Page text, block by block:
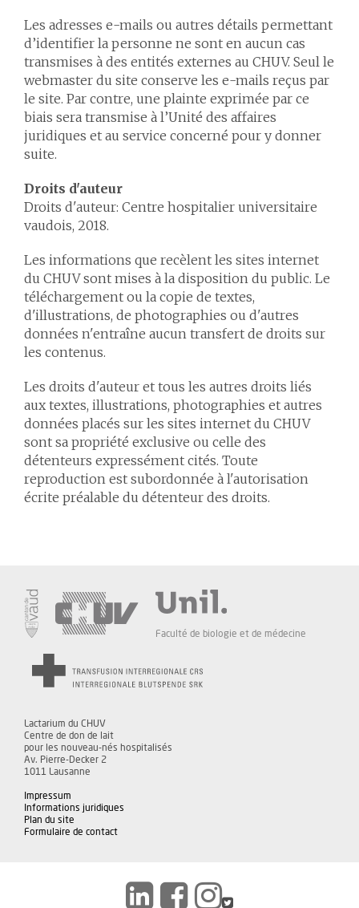
Les adresses e-mails ou autres détails permettant
d’identifier la personne ne sont en aucun cas
transmises à des entités externes au CHUV. Seul le
webmaster du site conserve les e-mails reçus par
le site. Par contre, une plainte exprimée par ce
biais sera transmise à l’Unité des affaires
juridiques et au service concerné pour y donner
suite.
Droits d'auteur
Droits d'auteur: Centre hospitalier universitaire
vaudois, 2018.
Les informations que recèlent les sites internet
du CHUV sont mises à la disposition du public. Le
téléchargement ou la copie de textes,
d'illustrations, de photographies ou d'autres
données n'entraîne aucun transfert de droits sur
les contenus.
Les droits d'auteur et tous les autres droits liés
aux textes, illustrations, photographies et autres
données placés sur les sites internet du CHUV
sont sa propriété exclusive ou celle des
détenteurs expressément cités. Toute
reproduction est subordonnée à l'autorisation
écrite préalable du détenteur des droits.
Faculté de biologie et de médecine
Lactarium du CHUV
Centre de don de lait
pour les nouveau-nés hospitalisés
Av. Pierre-Decker 2
1011 Lausanne
Impressum
Informations juridiques
Plan du site
Formulaire de contact